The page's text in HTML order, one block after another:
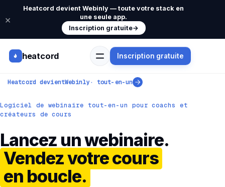
Heatcord devient Webinly — toute votre stack en
une seule app.
Inscription gratuite→
×
heatcord Inscription gratuite
Heatcord devientWebinly· tout-en-un
Logiciel de webinaire tout-en-un pour coachs et
créateurs de cours
Lancez un webinaire.
Vendez votre cours
en boucle.